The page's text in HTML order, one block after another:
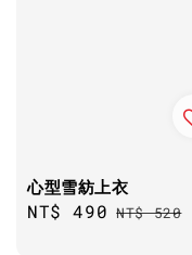
心型雪紡上衣
Sale
NT$ 490 Regular
NT$ 520